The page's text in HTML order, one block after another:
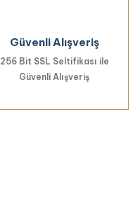
Güvenli Alışveriş
256 Bit SSL Seltifikası ile
Güvenli Alışveriş